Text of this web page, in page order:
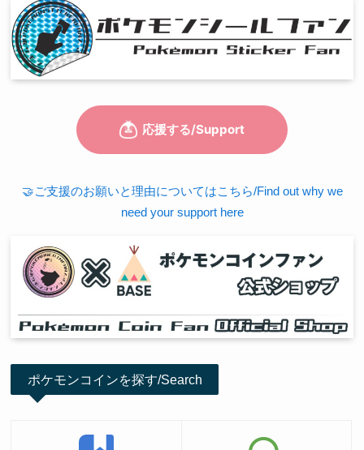
🤝ご支援のお願いと理由についてはこちら/Find out why we
need your support here
ポケモンコインを探す/Search